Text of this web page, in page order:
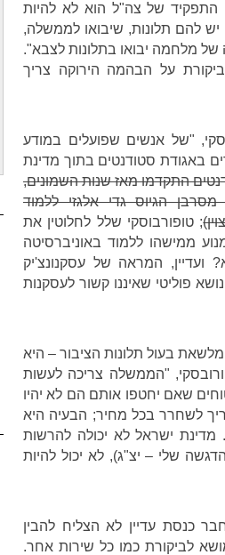
התפקיד של צה"ל הוא לא להיות
להם תלונות, שיבואו לממשלה,
של מלחמה יבואו בתלונות לצבא".
על הבהמה הירוקה צריך
"של אנשים שפועלים במודע
באגודת סטודנטים בתוך מדינת
התקדמו מאז שנות השמונים,
הגיוס גדי אלגזי ללמוד
; טופורבוסקי שלל לחלוטין את
ממישהו ללמוד באוניברסיטה
נאה ב-25 שנה, לא? ועדיין, המראה של עסקנונצ'יק
פוליטי שאיננו קשור לעסקנות
בעול תלונות הציבור – היא
"הממשלה צריכה לעשות
שאם יחטפו אותם הם לא יהיו
לשחרר בכל מחיר; הבעיה היא
ישראל לא יכולה להרשות
שלי – יצ"ג), לא יכול להיות
כנסת עדיין לא הצליח להבין
לביקורת כמו כל שירות אחר.